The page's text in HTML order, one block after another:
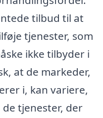
tilbud til at
tjenester, som
ikke tilbyder i
at de markeder,
i, kan variere,
tjenester, der